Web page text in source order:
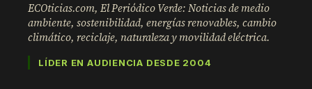
ECOticias.com, El Periódico Verde: Noticias de medio
ambiente, sostenibilidad, energías renovables, cambio
climático, reciclaje, naturaleza y movilidad eléctrica.
LÍDER EN AUDIENCIA DESDE 2004